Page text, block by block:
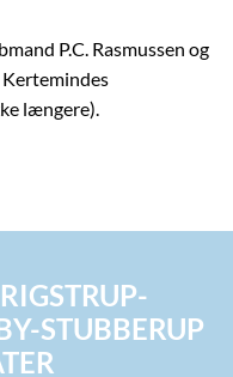
P.C. Rasmussen og
længere).
STUBBERUP